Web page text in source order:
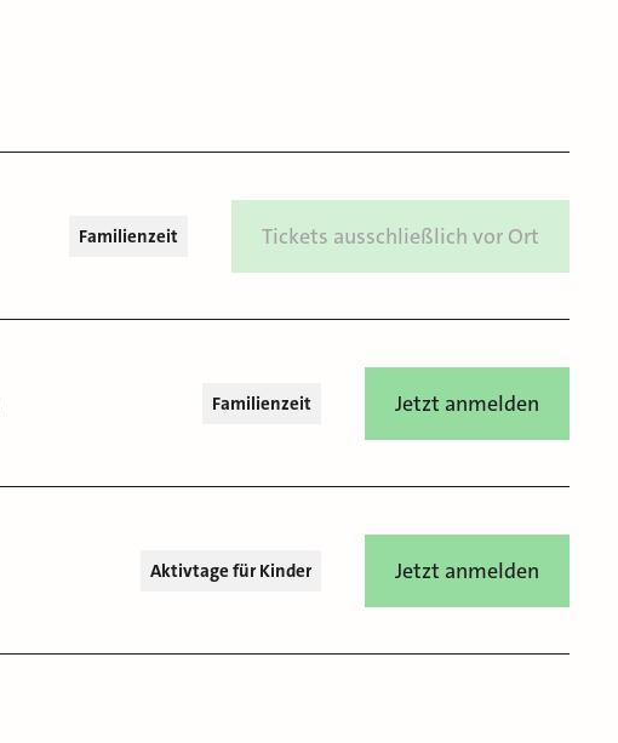
Familienzeit Tickets ausschließlich vor Ort
Familienzeit Jetzt anmelden
Aktivtage für Kinder Jetzt anmelden